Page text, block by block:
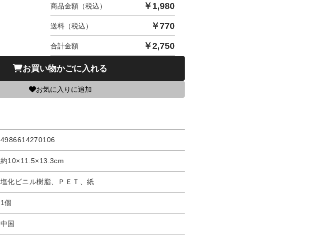
商品金額（税込） ￥ 1,980
送料（税込） ￥770
合計金額 ￥2,750
お買い物かごに入れる
お気に入りに追加
4986614270106
約10×11.5×13.3cm
塩化ビニル樹脂、ＰＥＴ、紙
1個
中国